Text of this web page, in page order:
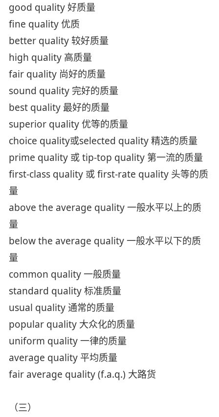
good quality 好质量
fine quality 优质
better quality 较好质量
high quality 高质量
fair quality 尚好的质量
sound quality 完好的质量
best quality 最好的质量
superior quality 优等的质量
choice quality或selected quality 精选的质量
prime quality 或 tip-top quality 第一流的质量
first-class quality 或 first-rate quality 头等的质
量
above the average quality 一般水平以上的质
量
below the average quality 一般水平以下的质
量
common quality 一般质量
standard quality 标准质量
usual quality 通常的质量
popular quality 大众化的质量
uniform quality 一律的质量
average quality 平均质量
fair average quality (f.a.q.) 大路货
（三）